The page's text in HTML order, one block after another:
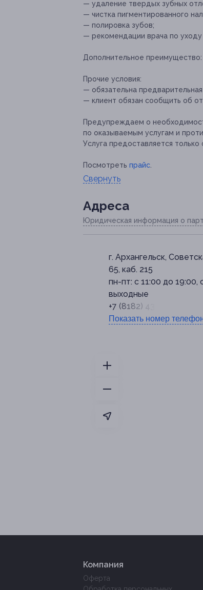
— удаление твердых зубных
— чистка пигментированного
— полировка зубов;
— рекомендации врача по уходу
Дополнительное преимущество:
Прочие условия:
— обязательна
— клиент обязан сообщить об
Предупреждаем о
по оказываемым услугам и
Услуга предоставляется
Посмотреть прайс
Свернуть
Адресa
Юридическая информация о
г. Архангельск,
65, каб. 215
пн-пт: с 11:00 до 19:00,
выходные
+7 (8182) 43-18-24
Показать номер
Компания
Оферта